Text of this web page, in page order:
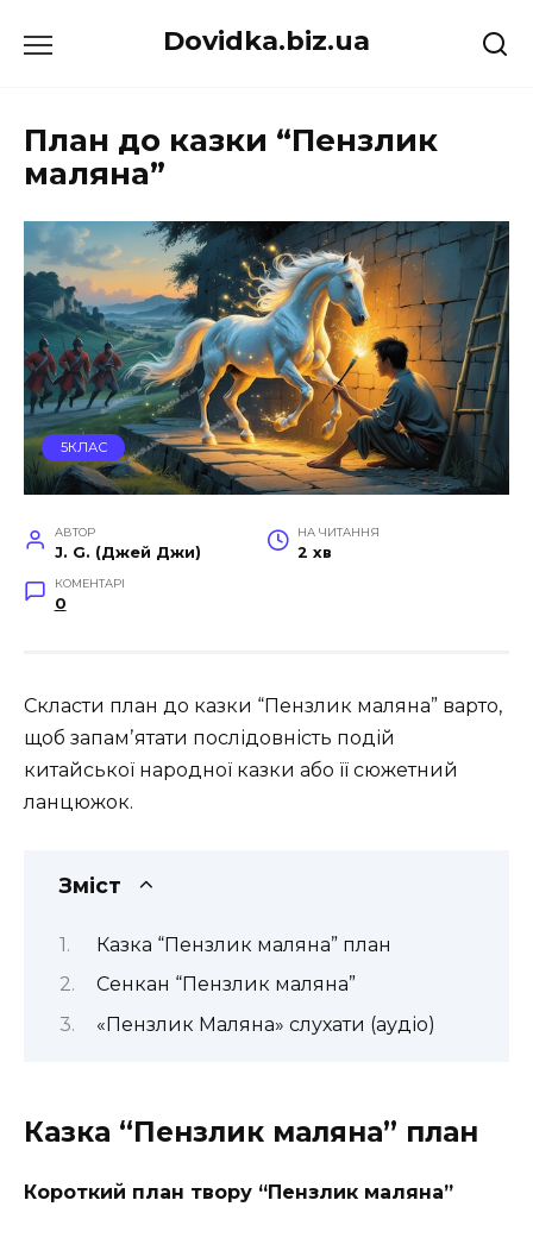
до
Dovidka.biz.ua
План до казки “Пензлик
маляна”
5КЛАС
АВТОР
J. G. (Джей Джи)
НА ЧИТАННЯ
2 хв
КОМЕНТАРІ
0
Скласти план до казки “Пензлик маляна” варто,
щоб запамʼятати послідовність подій
китайської народної казки або її сюжетний
ланцюжок.
Зміст
Казка “Пензлик маляна” план
Сенкан “Пензлик маляна”
«Пензлик Маляна» слухати (аудіо)
Казка “Пензлик маляна” план
Короткий план твору “Пензлик маляна”